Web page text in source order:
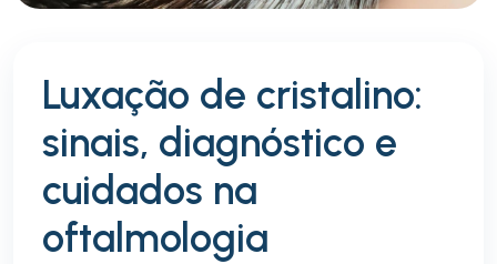
Luxação de cristalino:
sinais, diagnóstico e
cuidados na
oftalmologia